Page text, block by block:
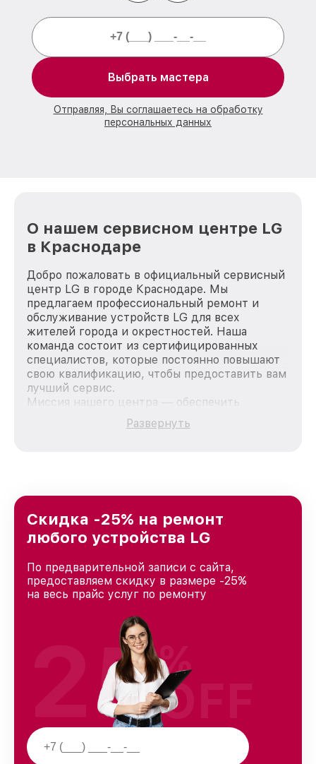
Выбрать мастера
Отправляя, Вы соглашаетесь на обработку
персональных данных
О нашем сервисном центре LG
в Краснодаре
Добро пожаловать в официальный сервисный
центр LG в городе Краснодаре. Мы
предлагаем профессиональный ремонт и
обслуживание устройств LG для всех
жителей города и окрестностей. Наша
команда состоит из сертифицированных
специалистов, которые постоянно повышают
свою квалификацию, чтобы предоставить вам
лучший сервис.
Миссия нашего центра — обеспечить
качественный и доступный ремонт для
каждого пользователя продукции LG, вне
Краснодаре, постоянно повышая уровень
доверия и лояльности наших клиентов.
Развернуть
Скидка -25% на ремонт
любого устройства LG
По предварительной записи с сайта,
предоставляем скидку в размере -25%
на весь прайс услуг по ремонту
25%
OFF